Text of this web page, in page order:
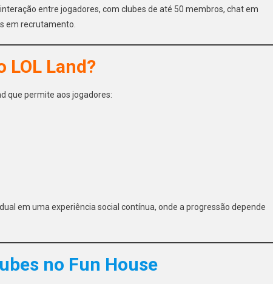
entre jogadores, com clubes de até 50 membros, chat em
em recrutamento.
LOL Land?
que permite aos jogadores:
em uma experiência social contínua, onde a progressão depende
no Fun House